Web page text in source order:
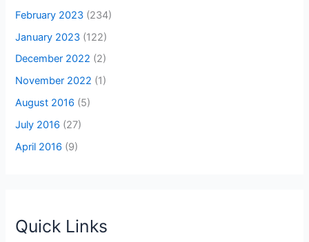
February 2023 (234)
January 2023 (122)
December 2022 (2)
November 2022 (1)
August 2016 (5)
July 2016 (27)
April 2016 (9)
Quick Links